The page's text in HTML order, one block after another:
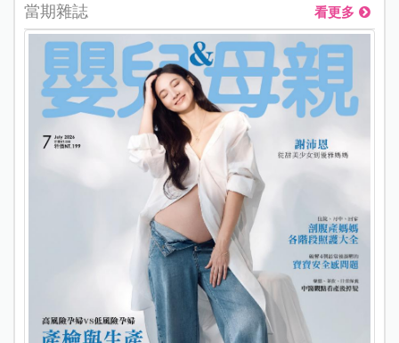
當期雜誌 看更多